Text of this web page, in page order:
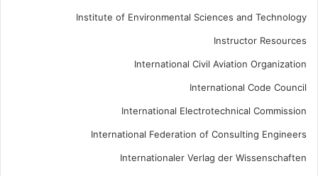
Institute of Environmental Sciences and Technology
Instructor Resources
International Civil Aviation Organization
International Code Council
International Electrotechnical Commission
International Federation of Consulting Engineers
Internationaler Verlag der Wissenschaften